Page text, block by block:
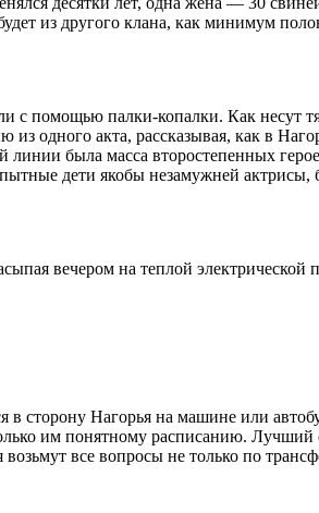
из другого клана, как минимум
с помощью палки-копалки. Как несут
одного акта, рассказывая, как в
была масса второстепенных
дети якобы незамужней актрисы,
вечером на теплой электрической
в сторону Нагорья на машине или
им понятному расписанию.
все вопросы не только по